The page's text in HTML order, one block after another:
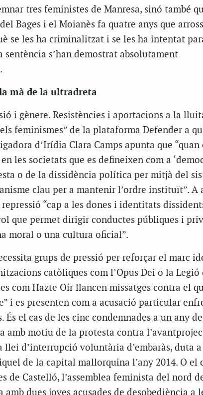
tres feministes de Manresa, sinó també
Bages i el Moianès fa quatre anys que
se les ha criminalitzat i se les ha intentat
sentència s’han demostrat absolutament
mà de la ultradreta
i gènere. Resistències i aportacions a la
feminismes” de la plataforma Defender a
d’Irídia Clara Camps apunta que
les societats que es defineixen com a
o de la dissidència política per mitjà del
clau per a mantenir l’ordre instituït”. A
“cap a les dones i identitats
que permet dirigir conductes públiques i
moral o una cultura oficial”.
grups de pressió per reforçar el marc
catòliques com l’Opus Dei o la Legió
com Hazte Oír llancen missatges contra el
i es presenten com a acusació particular
el cas de les cinc condemnades a un any
amb motiu de la protesta contra
d’interrupció voluntària d’embaràs, duta
de la capital mallorquina l’any 2014. O el
de Castelló, l’assemblea feminista del nord
amb dues joves acusades de desobediència a